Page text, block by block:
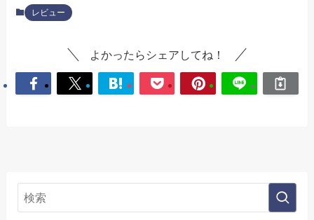
レビュー
よかったらシェアしてね！